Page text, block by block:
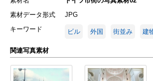
素材データ形式
JPG
キーワード
ビル 外国 街並み 建
関連写真素材